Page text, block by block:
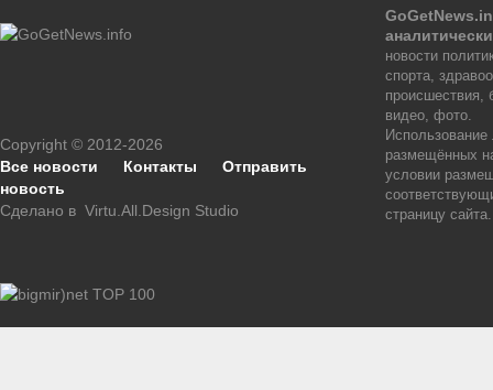
Copyright © 2012-2026
Все новости
Контакты
Отправить
новость
Сделано в Virtu.All.Design Studio
новости
спорта,
происшествия,
видео, фото.
размещённых
условии
страницу сайта.